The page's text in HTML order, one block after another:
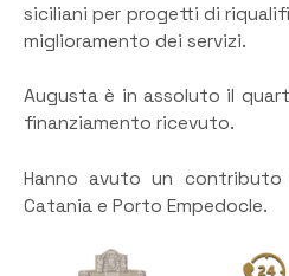
siciliani per progetti di
miglioramento dei servizi.
Augusta è in assoluto il
finanziamento ricevuto.
Hanno avuto un contributo
Catania e Porto Empedocle.